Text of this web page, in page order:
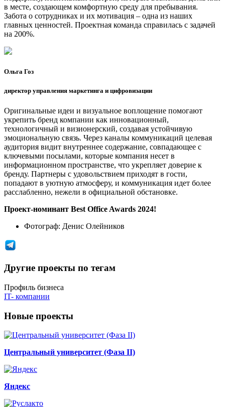
в месте, создающем комфортную среду для пребывания.
Забота о сотрудниках и их мотивация – одна из наших
главных ценностей. Проектная команда справилась с задачей
на 200%.
Ольга Гоз
директор управления маркетинга и цифровизации
Оригинальные идеи и визуальное воплощение помогают
укрепить бренд компании как инновационный,
технологичный и визионерский, создавая устойчивую
эмоциональную связь. Через каналы коммуникаций целевая
аудитория видит внутреннее содержание, совпадающее с
ключевыми посылами, которые компания несет в
информационном пространстве, что укрепляет доверие к
бренду. Партнеры с удовольствием приходят в гости,
попадают в уютную атмосферу, и коммуникация идет более
расслабленно, нежели в официальной обстановке.
Проект-номинант Best Office Awards 2024!
Фотограф: Денис Олейников
Другие проекты по тегам
Профиль бизнеса
IT- компании
Новые проекты
Центральный университет (Фаза II)
Яндекс